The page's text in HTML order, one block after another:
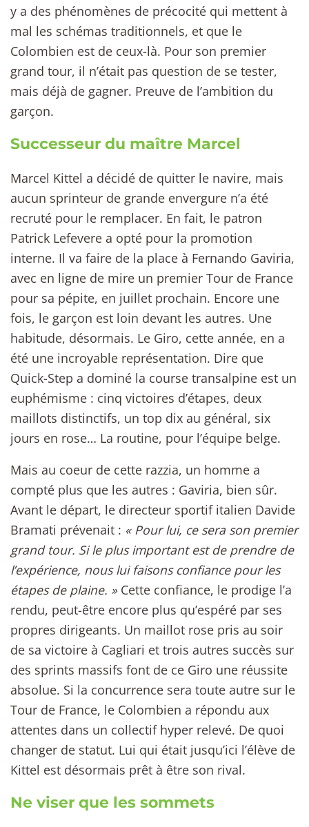
y a des phénomènes de précocité qui mettent à
mal les schémas traditionnels, et que le
Colombien est de ceux-là. Pour son premier
grand tour, il n’était pas question de se tester,
mais déjà de gagner. Preuve de l’ambition du
garçon.
Successeur du maître Marcel
Marcel Kittel a décidé de quitter le navire, mais
aucun sprinteur de grande envergure n’a été
recruté pour le remplacer. En fait, le patron
Patrick Lefevere a opté pour la promotion
interne. Il va faire de la place à Fernando Gaviria,
avec en ligne de mire un premier Tour de France
pour sa pépite, en juillet prochain. Encore une
fois, le garçon est loin devant les autres. Une
habitude, désormais. Le Giro, cette année, en a
été une incroyable représentation. Dire que
Quick-Step a dominé la course transalpine est un
euphémisme : cinq victoires d’étapes, deux
maillots distinctifs, un top dix au général, six
jours en rose… La routine, pour l’équipe belge.
Mais au coeur de cette razzia, un homme a
compté plus que les autres : Gaviria, bien sûr.
Avant le départ, le directeur sportif italien Davide
Bramati prévenait : « Pour lui, ce sera son premier
grand tour. Si le plus important est de prendre de
l’expérience, nous lui faisons confiance pour les
étapes de plaine. » Cette confiance, le prodige l’a
rendu, peut-être encore plus qu’espéré par ses
propres dirigeants. Un maillot rose pris au soir
de sa victoire à Cagliari et trois autres succès sur
des sprints massifs font de ce Giro une réussite
absolue. Si la concurrence sera toute autre sur le
Tour de France, le Colombien a répondu aux
attentes dans un collectif hyper relevé. De quoi
changer de statut. Lui qui était jusqu’ici l’élève de
Kittel est désormais prêt à être son rival.
Ne viser que les sommets